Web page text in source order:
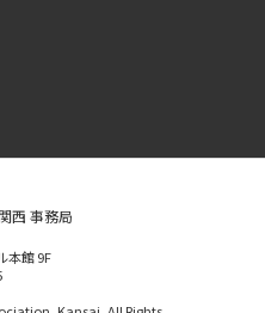
西 事務局
本館 9F